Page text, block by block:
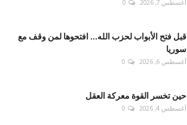
أغسطس 7, 2026 0
قبل فتح الأبواب لحزب الله... افتحوها لمن وقف مع
سوريا
أغسطس 6, 2026 0
حين تخسر القوة معركة العقل
أغسطس 4, 2026 0